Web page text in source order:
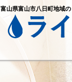
富山県富山市八日町地域